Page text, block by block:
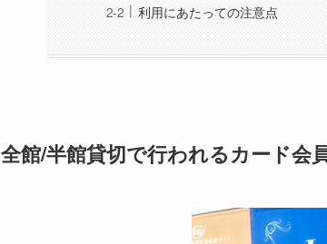
利用にあたっての注意点
全館/半館貸切で行われるカード会